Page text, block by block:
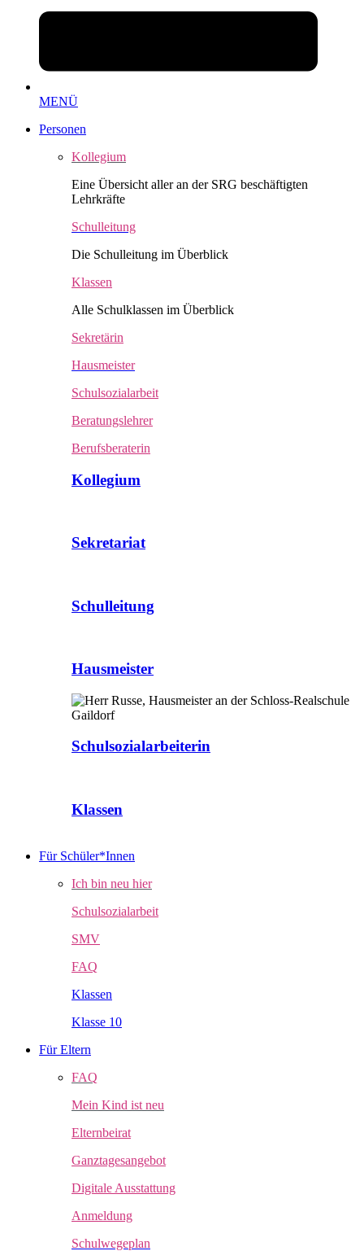
MENÜ
Personen
Kollegium
Eine Übersicht aller an der SRG beschäftigten
Lehrkräfte
Schulleitung
Die Schulleitung im Überblick
Klassen
Alle Schulklassen im Überblick
Sekretärin
Hausmeister
Schulsozialarbeit
Beratungslehrer
Berufsberaterin
Kollegium
Sekretariat
Schulleitung
Hausmeister
Schulsozialarbeiterin
Klassen
Für Schüler*Innen
Ich bin neu hier
Schulsozialarbeit
SMV
FAQ
Klassen
Klasse 10
Für Eltern
FAQ
Mein Kind ist neu
Elternbeirat
Ganztagesangebot
Digitale Ausstattung
Anmeldung
Schulwegeplan